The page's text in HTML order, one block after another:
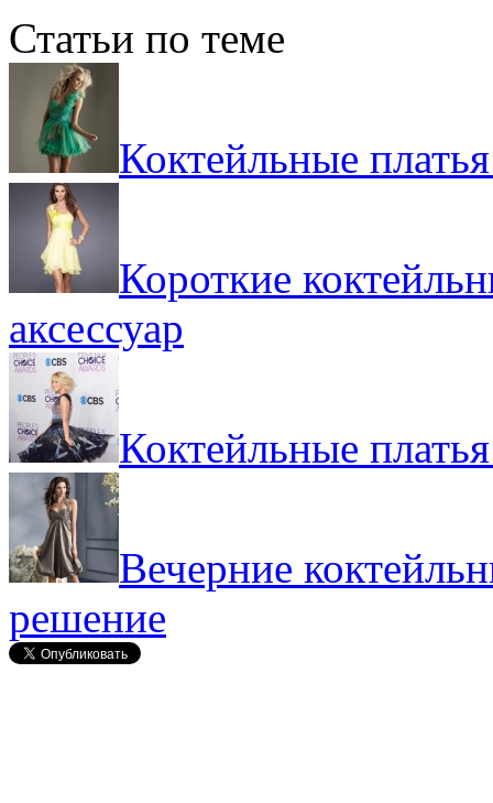
Статьи по теме
Коктейльные
Короткие
аксессуар
Коктейльные
Вечерние
решение